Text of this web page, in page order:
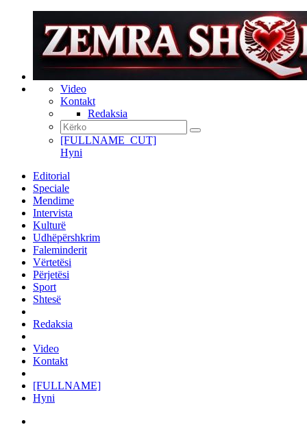
Video
Kontakt
Redaksia
[FULLNAME_CUT]
Hyni
Editorial
Speciale
Mendime
Intervista
Kulturë
Udhëpërshkrim
Faleminderit
Vërtetësi
Përjetësi
Sport
Shtesë
Redaksia
Video
Kontakt
[FULLNAME]
Hyni